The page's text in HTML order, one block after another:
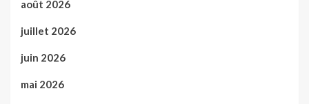
août 2026
juillet 2026
juin 2026
mai 2026